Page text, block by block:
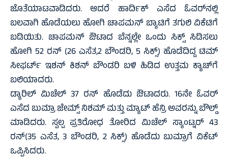
ಜೊತೆಯಾಟವಾಡಿದರು. ಆದರೆ ಹಾರ್ದಿಕ್‌ ಎಸೆದ ಓವರ್‌ನಲ್ಲಿ
ಬಲವಾಗಿ ಹೊಡೆಯಲು ಹೋಗಿ ಚಾಪಮನ್‌ ಬ್ಯಾಟಿಗೆ ತಗುಲಿ ವಿಕೆಟಿಗೆ
ಬಡಿಯಿತು. ಚಾಪಮನ್‌ ಔಟಾದ ಬೆನ್ನಲ್ಲೇ ಒಂದು ಸಿಕ್ಸ್‌ ಸಿಡಿಸಲು
ಹೋಗಿ 52 ರನ್‌ (26 ಎಸೆತ,2 ಬೌಂಡರಿ, 5 ಸಿಕ್ಸ್‌) ಹೊಡೆದಿದ್ದ ಟಿಮ್
ಸೀಫರ್ಟ್ ಇಶನ್‌ ಕಿಶನ್‌ ಬೌಂಡರಿ ಬಳಿ ಹಿಡಿದ ಉತ್ತಮ ಕ್ಯಾಚ್‌ಗೆ
ಬಲಿಯಾದರು.
ಡ್ಯಾರಿಲ್ ಮಿಚೆಲ್ 37 ರನ್‌ ಹೊಡೆದು ಔಟಾದರು. 16ನೇ ಓವರ್‌
ಎಸೆದ ಬುಮ್ರಾ ಜೇಮ್ಸ್‌ ನಿಶಮ್‌ ಮತ್ತು ಮ್ಯಾಟ್‌ ಹೆನ್ರಿ ಅವರನ್ನು ಬೌಲ್ಡ್‌
ಮಾಡಿದರು. ಸ್ವಲ್ಪ ಪ್ರತಿರೋಧ ತೋರಿದ ಮಿಚೆಲ್ ಸ್ಯಾಂಟ್ನರ್ 43
ರನ್‌(35 ಎಸೆತ, 3 ಬೌಂಡರಿ, 2 ಸಿಕ್ಸ್‌) ಹೊಡೆದು ಬುಮ್ರಾಗೆ ವಿಕೆಟ್‌
ಒಪ್ಪಿಸಿದರು.